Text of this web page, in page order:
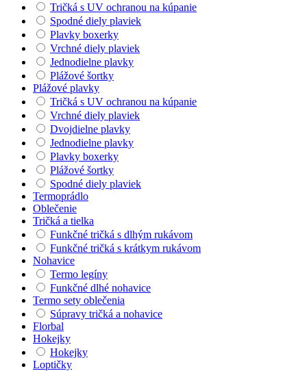
Tričká s UV ochranou na kúpanie
Spodné diely plaviek
Plavky boxerky
Vrchné diely plaviek
Jednodielne plavky
Plážové šortky
Plážové plavky
Tričká s UV ochranou na kúpanie
Vrchné diely plaviek
Dvojdielne plavky
Jednodielne plavky
Plavky boxerky
Plážové šortky
Spodné diely plaviek
Termoprádlo
Oblečenie
Tričká a tielka
Funkčné tričká s dlhým rukávom
Funkčné tričká s krátkym rukávom
Nohavice
Termo legíny
Funkčné dlhé nohavice
Termo sety oblečenia
Súpravy tričká a nohavice
Florbal
Hokejky
Hokejky
Loptičky